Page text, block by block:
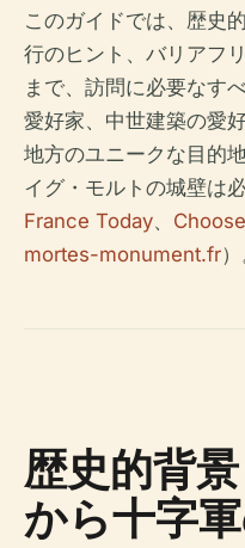
このガイドでは、歴史
行のヒント、バリアフ
まで、訪問に必要なす
愛好家、中世建築の愛
地方のユニークな目的
イグ・モルトの城壁は
France Today、
mortes-monument.fr）
歴史的背
から十字